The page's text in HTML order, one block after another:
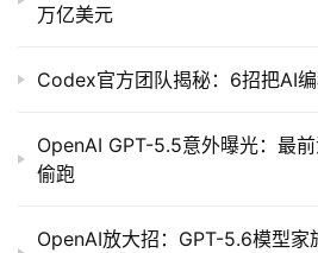
万亿美元
Codex官方团队揭秘：6招把AI
OpenAI GPT-5.5意外曝光：最
偷跑
OpenAI放大招：GPT-5.6模型家